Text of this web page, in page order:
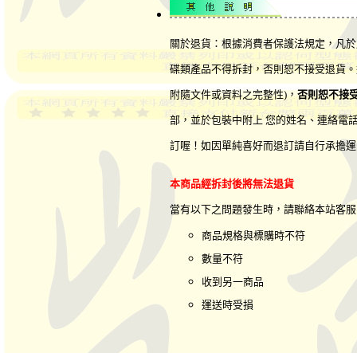
關於退貨：根據消費者保護法規定，凡
碟類產品不得拆封，否則恕不接受退貨
附隨文件或資料之完整性)，否則恕不接
部，並於包裝中附上 您的姓名、連絡電
訂喔！如因單純喜好而退訂請自行承擔
本商品經拆封後將無法退貨
當有以下之問題發生時，請聯絡本站客
商品規格與標購時不符
數量不符
收到另一商品
運送時受損